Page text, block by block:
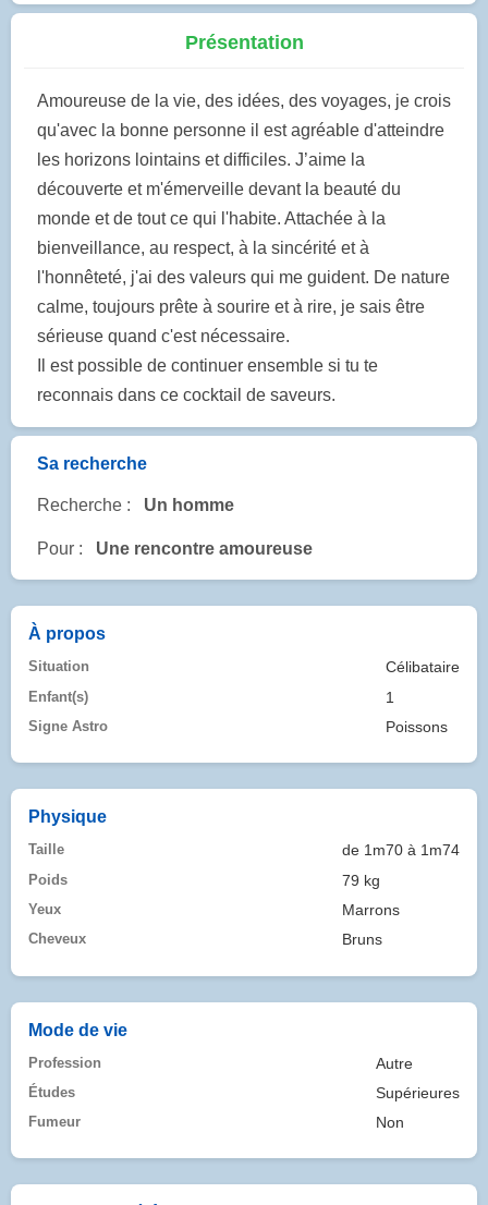
Présentation
Amoureuse de la vie, des idées, des voyages, je crois
qu'avec la bonne personne il est agréable d'atteindre
les horizons lointains et difficiles. J’aime la
découverte et m'émerveille devant la beauté du
monde et de tout ce qui l'habite. Attachée à la
bienveillance, au respect, à la sincérité et à
l'honnêteté, j'ai des valeurs qui me guident. De nature
calme, toujours prête à sourire et à rire, je sais être
sérieuse quand c'est nécessaire.
Il est possible de continuer ensemble si tu te
reconnais dans ce cocktail de saveurs.
Sa recherche
Recherche : Un homme
Pour : Une rencontre amoureuse
À propos
Situation Célibataire
Enfant(s) 1
Signe Astro Poissons
Physique
Taille de 1m70 à 1m74
Poids 79 kg
Yeux Marrons
Cheveux Bruns
Mode de vie
Profession Autre
Études Supérieures
Fumeur Non